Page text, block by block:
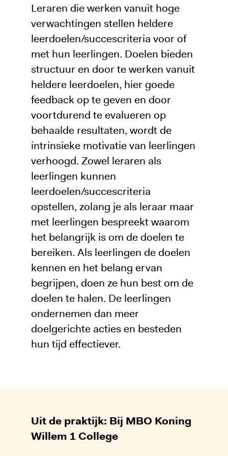
Leraren die werken vanuit hoge
verwachtingen stellen heldere
leerdoelen/succescriteria voor of
met hun leerlingen. Doelen bieden
structuur en door te werken vanuit
heldere leerdoelen, hier goede
feedback op te geven en door
voortdurend te evalueren op
behaalde resultaten, wordt de
intrinsieke motivatie van leerlingen
verhoogd. Zowel leraren als
leerlingen kunnen
leerdoelen/succescriteria
opstellen, zolang je als leraar maar
met leerlingen bespreekt waarom
het belangrijk is om de doelen te
bereiken. Als leerlingen de doelen
kennen en het belang ervan
begrijpen, doen ze hun best om de
doelen te halen. De leerlingen
ondernemen dan meer
doelgerichte acties en besteden
hun tijd effectiever.
Uit de praktijk: Bij MBO Koning
Willem 1 College